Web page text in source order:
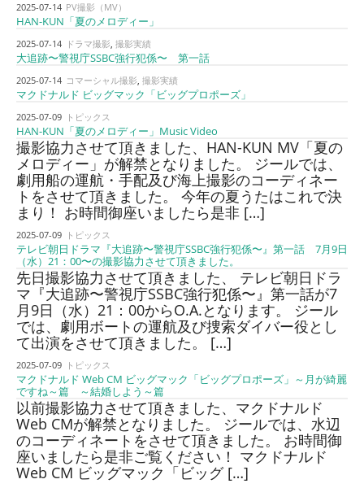
2025-07-14 PV撮影（MV）
HAN-KUN「夏のメロディー」
2025-07-14 ドラマ撮影, 撮影実績
大追跡〜警視庁SSBC強行犯係〜 第一話
2025-07-14 コマーシャル撮影, 撮影実績
マクドナルド ビッグマック「ビッグプロポーズ」
2025-07-09 トピックス
HAN-KUN「夏のメロディー」Music Video
撮影協力させて頂きました、HAN-KUN MV「夏の
メロディー」が解禁となりました。 ジールでは、
劇用船の運航・手配及び海上撮影のコーディネー
トをさせて頂きました。 今年の夏うたはこれで決
まり！ お時間御座いましたら是非 […]
2025-07-09 トピックス
テレビ朝日ドラマ『大追跡〜警視庁SSBC強行犯係〜』第一話 7月9日
（水）21：00〜の撮影協力させて頂きました。
先日撮影協力させて頂きました、 テレビ朝日ドラ
マ『大追跡〜警視庁SSBC強行犯係〜』第一話が7
月9日（水）21：00からO.A.となります。 ジール
では、劇用ボートの運航及び捜索ダイバー役とし
て出演をさせて頂きました。 […]
2025-07-09 トピックス
マクドナルド Web CM ビッグマック「ビッグプロポーズ」～月が綺麗
ですね～篇 ～結婚しよう～篇
以前撮影協力させて頂きました、マクドナルド
Web CMが解禁となりました。 ジールでは、水辺
のコーディネートをさせて頂きました。 お時間御
座いましたら是非ご覧ください！ マクドナルド
Web CM ビッグマック「ビッグ […]